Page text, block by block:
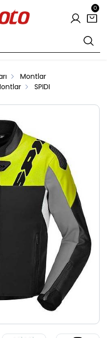
0
Montlar
SPIDI